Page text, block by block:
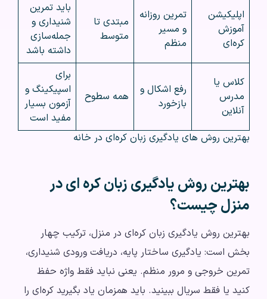
اپلیکیشن
آموزش
کره‌ای
تمرین روزانه
و مسیر
منظم
مبتدی تا
متوسط
باید تمرین
شنیداری و
جمله‌سازی
داشته باشد
کلاس یا
مدرس
آنلاین
رفع اشکال و
بازخورد
همه سطوح
برای
اسپیکینگ و
آزمون بسیار
مفید است
بهترین روش‌ های یادگیری زبان کره‌ای در خانه
بهترین روش یادگیری زبان کره‌ ای در
منزل چیست؟
بهترین روش یادگیری زبان کره‌ای در منزل، ترکیب چهار
بخش است: یادگیری ساختار پایه، دریافت ورودی شنیداری،
تمرین خروجی و مرور منظم. یعنی نباید فقط واژه حفظ
کنید یا فقط سریال ببینید. باید همزمان یاد بگیرید کره‌ای را